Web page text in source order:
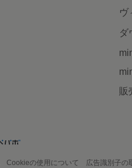
ヴ
ダ
販
Cookieの使用について 広告識別子の